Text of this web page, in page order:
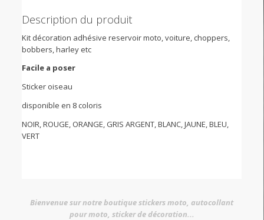
Description du produit
Kit décoration adhésive reservoir moto, voiture, choppers,
bobbers, harley etc
Facile a poser
Sticker oiseau
disponible en 8 coloris
NOIR, ROUGE, ORANGE, GRIS ARGENT, BLANC, JAUNE, BLEU,
VERT
Bienvenue sur notre boutique stickers moto, autocollant
pour moto, sticker de décoration...